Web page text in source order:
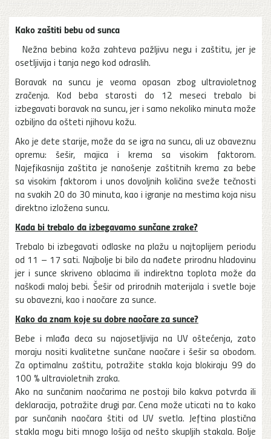
Kako zaštiti bebu od sunca
Nežna bebina koža zahteva pažljivu negu i zaštitu, jer je
osetljivija i tanja nego kod odraslih.
Boravak na suncu je veoma opasan zbog ultravioletnog
zračenja. Kod beba starosti do 12 meseci trebalo bi
izbegavati boravak na suncu, jer i samo nekoliko minuta može
ozbiljno da ošteti njihovu kožu.
Ako je dete starije, može da se igra na suncu, ali uz obaveznu
opremu: šešir, majica i krema sa visokim faktorom.
Najefikasnija zaštita je nanošenje zaštitnih krema za bebe
sa visokim faktorom i unos dovoljnih količina sveže tečnosti
na svakih 20 do 30 minuta, kao i igranje na mestima koja nisu
direktno izložena suncu.
Kada bi trebalo da izbegavamo sunčane zrake?
Trebalo bi izbegavati odlaske na plažu u najtoplijem periodu
od 11 – 17 sati. Najbolje bi bilo da nađete prirodnu hladovinu
jer i sunce skriveno oblacima ili indirektna toplota može da
naškodi maloj bebi. Šešir od prirodnih materijala i svetle boje
su obavezni, kao i naočare za sunce.
Kako da znam koje su dobre naočare za sunce?
Bebe i mlađa deca su najosetljivija na UV oštećenja, zato
moraju nositi kvalitetne sunčane naočare i šešir sa obodom.
Za optimalnu zaštitu, potražite stakla koja blokiraju 99 do
100 % ultravioletnih zraka.
Ako na sunčanim naočarima ne postoji bilo kakva potvrda ili
deklaracija, potražite drugi par. Cena može uticati na to kako
par sunčanih naočara štiti od UV svetla. Jeftina plastična
stakla mogu biti mnogo lošija od nešto skupljih stakala. Bolje